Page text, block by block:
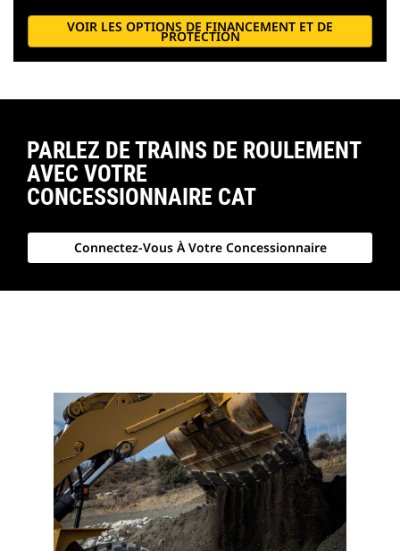
VOIR LES OPTIONS DE FINANCEMENT ET DE
PROTECTION
PARLEZ DE TRAINS DE ROULEMENT
AVEC VOTRE
CONCESSIONNAIRE CAT
Connectez-Vous À Votre Concessionnaire